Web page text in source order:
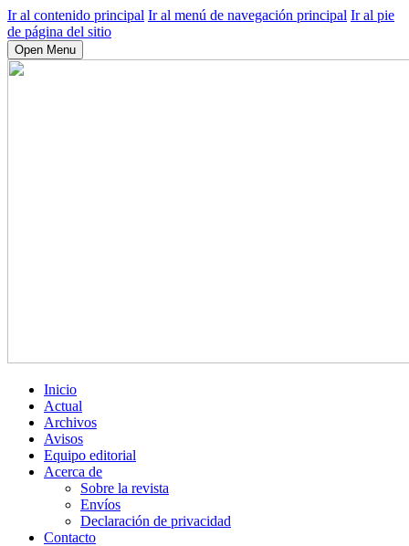
Ir al contenido principal Ir al menú de navegación principal Ir al pie
de página del sitio
Open Menu
Inicio
Actual
Archivos
Avisos
Equipo editorial
Acerca de
Sobre la revista
Envíos
Declaración de privacidad
Contacto